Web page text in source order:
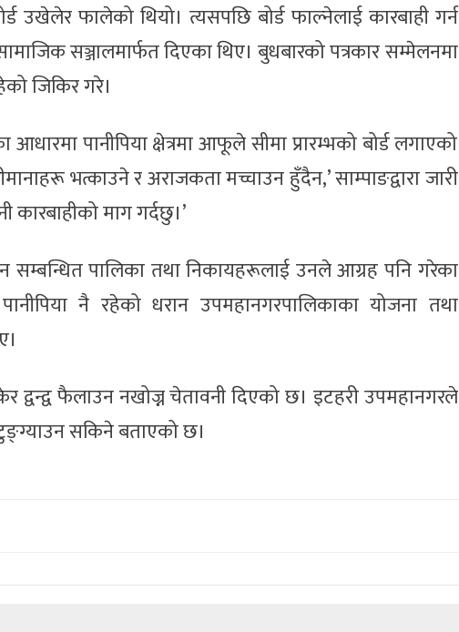
उखेलेर फालेको थियो। त्यसपछि बोर्ड फाल्नेलाई कारबाही गर्न
सञ्जालमार्फत दिएका थिए। बुधबारको पत्रकार सम्मेलनमा
जिकिर गरे।
आधारमा पानीपिया क्षेत्रमा आफूले सीमा प्रारम्भको बोर्ड लगाएको
भत्काउने र अराजकता मच्चाउन हुँदैन,’ साम्पाङद्वारा जारी
कारबाहीको माग गर्दछु।’
सम्बन्धित पालिका तथा निकायहरूलाई उनले आग्रह पनि गरेका
नै रहेको धरान उपमहानगरपालिकाका योजना तथा
द्वन्द्व फैलाउन नखोज्न चेतावनी दिएको छ। इटहरी उपमहानगरले
सकिने बताएको छ।